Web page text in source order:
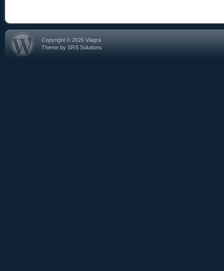
Copyright © 2026 Viagra
Theme by SRS Solutions